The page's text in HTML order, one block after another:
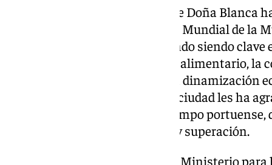
Los alumnos del Ceip Castillo de Doña Blanca
la lectura del manifiesto del Día Mundial de la
como transformadoras del mundo siendo
los cuidados, el abastecimiento alimentario,
lucha contra la despoblación, la dinamización
innovación. El primer edil de la ciudad les ha
la labor que desarrollan en el campo
capacidad de emprendimiento y superación.
Los últimos datos del Datos del Ministerio